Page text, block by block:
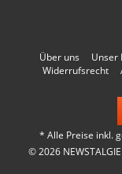
Über uns Unser
Widerrufsrecht
* Alle Preise inkl.
© 2026